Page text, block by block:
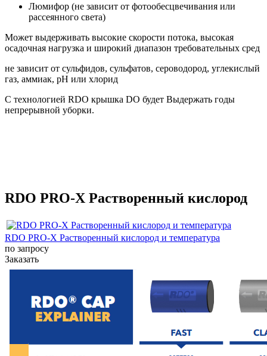
Люмифор (не зависит от фотообесцвечивания или
рассеянного света)
Может выдерживать высокие скорости потока, высокая
осадочная нагрузка и широкий диапазон требовательных сред
не зависит от сульфидов, сульфатов, сероводород, углекислый
газ, аммиак, рН или хлорид
С технологией RDO крышка DO будет Выдержать годы
непрерывной уборки.
RDO PRO-X Растворенный кислород
RDO PRO-X Растворенный кислород и температура
по запросу
Заказать